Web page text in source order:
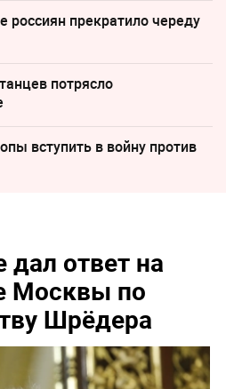
россиян прекратило череду
потрясло
вступить в войну против
дал ответ на
Москвы по
Шрёдера